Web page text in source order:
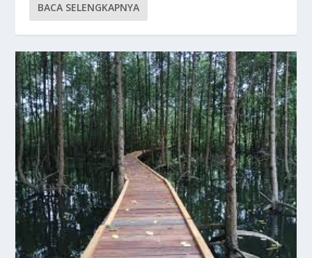
BACA SELENGKAPNYA